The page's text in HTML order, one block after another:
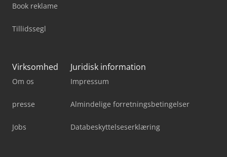
Book reklame
Tillidssegl
Virksomhed
Om os
presse
Jobs
Juridisk information
Impressum
Almindelige forretningsbetingelser
Databeskyttelseserklæring